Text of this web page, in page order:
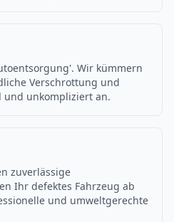
Wir kümmern
Verschrottung und
und unkompliziert an.
zuverlässige
Ihr defektes Fahrzeug ab
und umweltgerechte